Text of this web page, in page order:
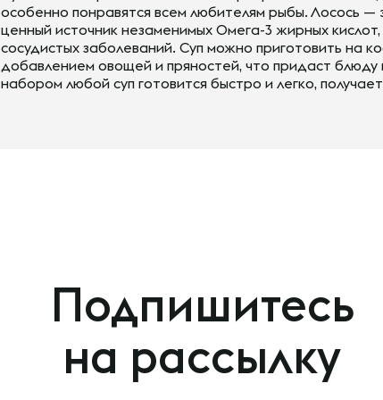
особенно понравятся всем любителям рыбы. Лосось —
ценный источник незаменимых Омега-3 жирных
сосудистых заболеваний. Суп можно приготовить на
добавлением овощей и пряностей, что придаст
набором любой суп готовится быстро и легко,
Подпишитесь
на рассылку